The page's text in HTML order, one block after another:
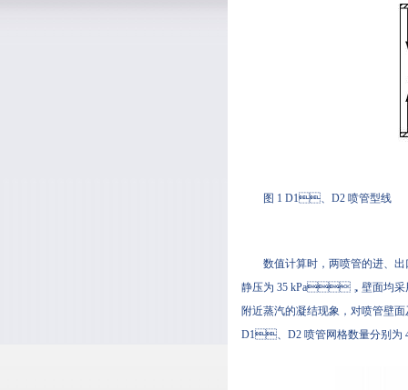
图 1 D1、D2 喷管型线
数值计算时，两喷管的进
静压为 35 kPa，壁面均采用
附近蒸汽的凝结现象，对喷管壁面
D1、D2 喷管网格数量分别为 42 万